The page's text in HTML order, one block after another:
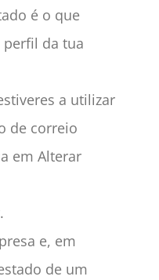
é o que
da tua
a utilizar
de correio
em Alterar
e, em
de um